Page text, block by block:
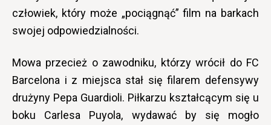
człowiek, który może „pociągnąć” film na barkach
swojej odpowiedzialności.
Mowa przecież o zawodniku, którzy wrócił do FC
Barcelona i z miejsca stał się filarem defensywy
drużyny Pepa Guardioli. Piłkarzu kształcącym się u
boku Carlesa Puyola, wydawać by się mogło